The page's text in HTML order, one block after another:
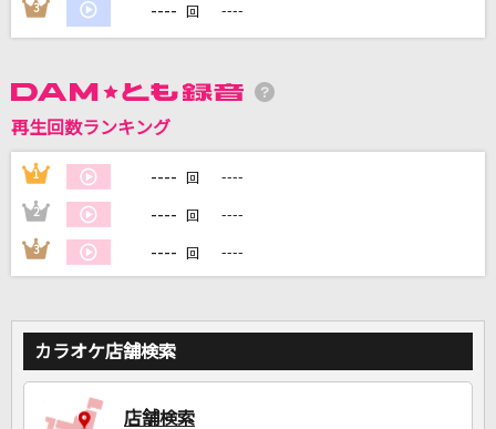
秋川雅史
クリス・ハート
[生音]ステキな恋の忘れ方
薬師丸ひろ子
3 ---- 回 ----
再生回数ランキング
1 ---- 回 ----
2 ---- 回 ----
3 ---- 回 ----
カラオケ店舗検索
店舗検索